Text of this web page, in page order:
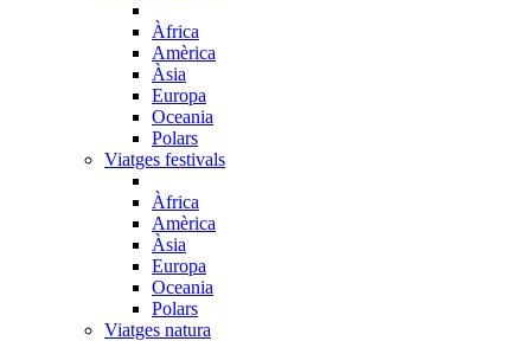
Àfrica
Amèrica
Àsia
Europa
Oceania
Polars
Viatges festivals
Àfrica
Amèrica
Àsia
Europa
Oceania
Polars
Viatges natura